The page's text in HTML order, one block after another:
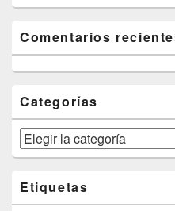
Comentarios
Categorías
Categorías
Etiquetas